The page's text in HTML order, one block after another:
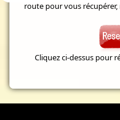
route pour vous récupérer,
Cliquez ci-dessus pour